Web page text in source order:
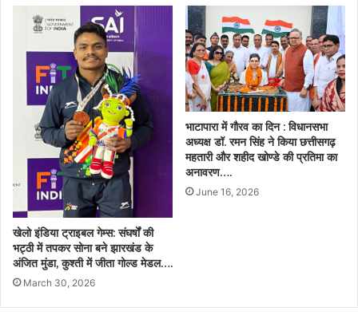
भव्य
प्रदर्शन…..
खेलो इंडिया ट्राइबल गेम्स: संघर्षों की
भट्ठी में तपकर सोना बने झारखंड के
अंजित मुंडा, कुश्ती में जीता गोल्ड मेडल….
March 30, 2026
भाटापारा में गौरव का दिन : विधानसभा
अध्यक्ष डॉ. रमन सिंह ने किया छत्तीसगढ़
महतारी और शहीद खोण्डे की प्रतिमा का
अनावरण….
June 16, 2026